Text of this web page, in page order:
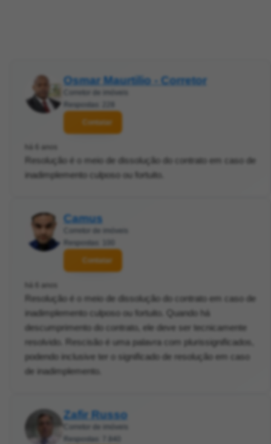
Osmar Maurtilio - Corretor
Corretor de imóveis
Respostas: 228
Contatar
há 6 anos
Resolução é o meio de dissolução do contrato em caso de
inadimplemento culposo ou fortuito.
Camus
Corretor de imóveis
Respostas: 100
Contatar
há 6 anos
Resolução é o meio de dissolução do contrato em caso de
inadimplemento culposo ou fortuito. Quando há
descumprimento do contrato, ele deve ser tecnicamente
resolvido. Rescisão é uma palavra com plurissignificados,
podendo inclusive ter o significado de resolução em caso
de inadimplemento.
Zafir Russo
Corretor de imóveis
Respostas: 7.840